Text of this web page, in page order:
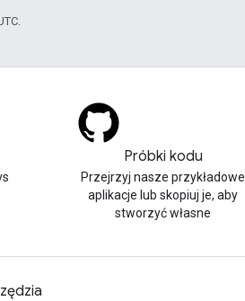
Próbki kodu
Przejrzyj nasze przykładowe
aplikacje lub skopiuj je, aby
stworzyć własne